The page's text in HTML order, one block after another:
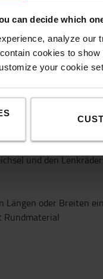
can decide which
analyze
cookies to
your cookie
schwerer Lasten
eines
und den
Längen oder Breiten
Rundmaterial